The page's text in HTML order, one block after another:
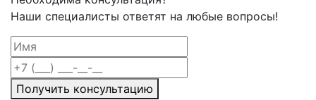
Наши специалисты ответят на любые вопросы!
Получить консультацию